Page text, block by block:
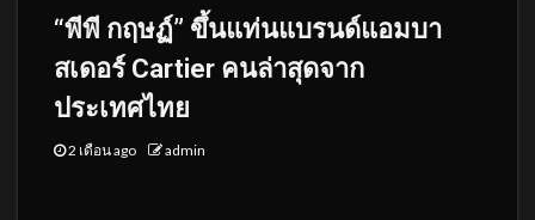
“พีพี กฤษฏ์” ขึ้นแท่นแบรนด์แอมบา
สเดอร์ Cartier คนล่าสุดจาก
ประเทศไทย
2 เดือน ago admin